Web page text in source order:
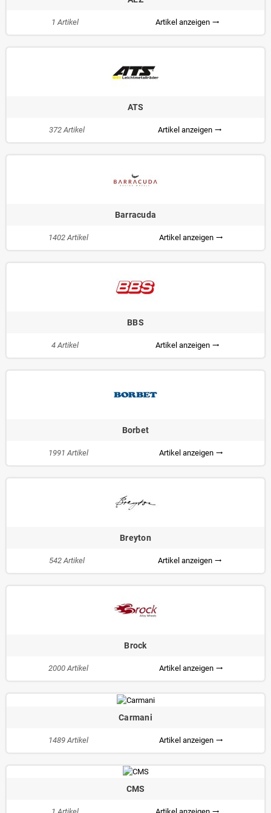
1 Artikel Artikel anzeigen trending_flat
ATS
372 Artikel Artikel anzeigen trending_flat
Barracuda
1402 Artikel Artikel anzeigen trending_flat
BBS
4 Artikel Artikel anzeigen trending_flat
Borbet
1991 Artikel Artikel anzeigen trending_flat
Breyton
542 Artikel Artikel anzeigen trending_flat
Brock
2000 Artikel Artikel anzeigen trending_flat
Carmani
1489 Artikel Artikel anzeigen trending_flat
CMS